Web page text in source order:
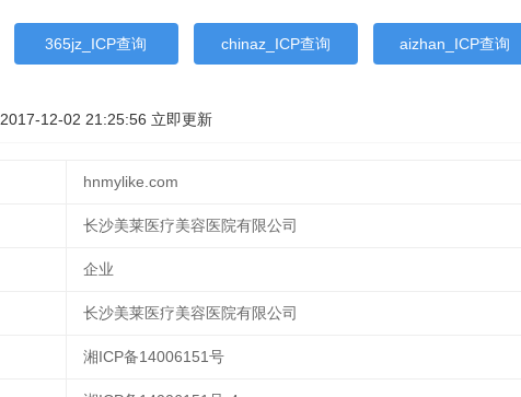
365jz_ICP查询 chinaz_ICP查询 aizhan_ICP查询
2017-12-02 21:25:56 立即更新
hnmylike.com
长沙美莱医疗美容医院有限公司
企业
长沙美莱医疗美容医院有限公司
湘ICP备14006151号